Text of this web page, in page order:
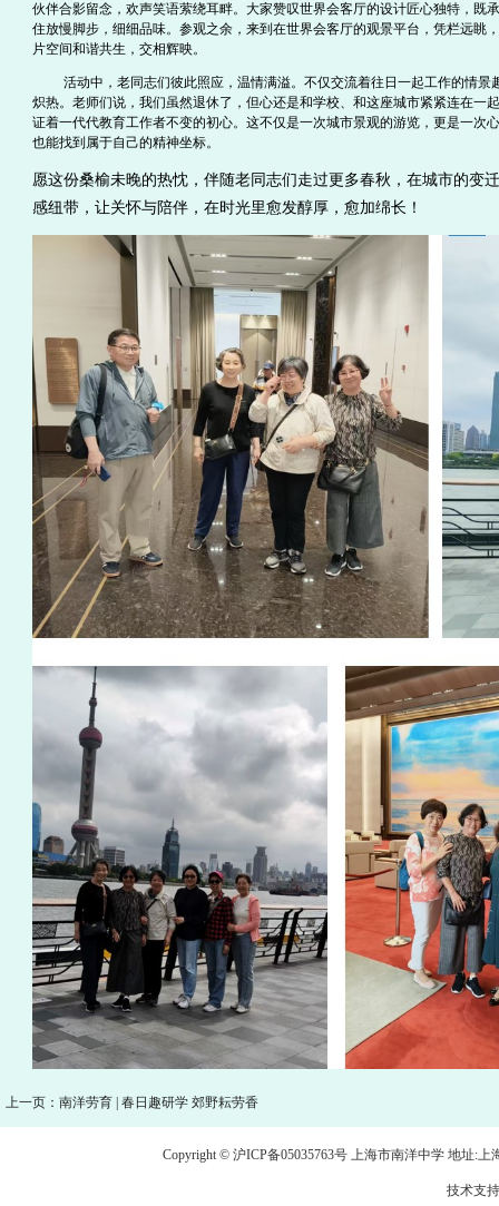
伙伴合影留念，欢声笑语萦绕耳畔。大家赞叹世界会客厅的设计匠心独特，
住放慢脚步，细细品味。参观之余，来到在世界会客厅的观景平台，凭栏远
片空间和谐共生，交相辉映。
活动中，老同志们彼此照应，温情满溢。不仅交流着往日一起工作的情
炽热。老师们说，我们虽然退休了，但心还是和学校、和这座城市紧紧连在
证着一代代教育工作者不变的初心。这不仅是一次城市景观的游览，更是一
也能找到属于自己的精神坐标。
愿这份桑榆未晚的热忱，伴随老同志们走过更多春秋，在城市的变
感纽带，让关怀与陪伴，在时光里愈发醇厚，愈加绵长！
上一页：南洋劳育 | 春日趣研学 郊野耘劳香
Copyright © 沪ICP备05035763号 上海市南洋中学 地址:上
技术支